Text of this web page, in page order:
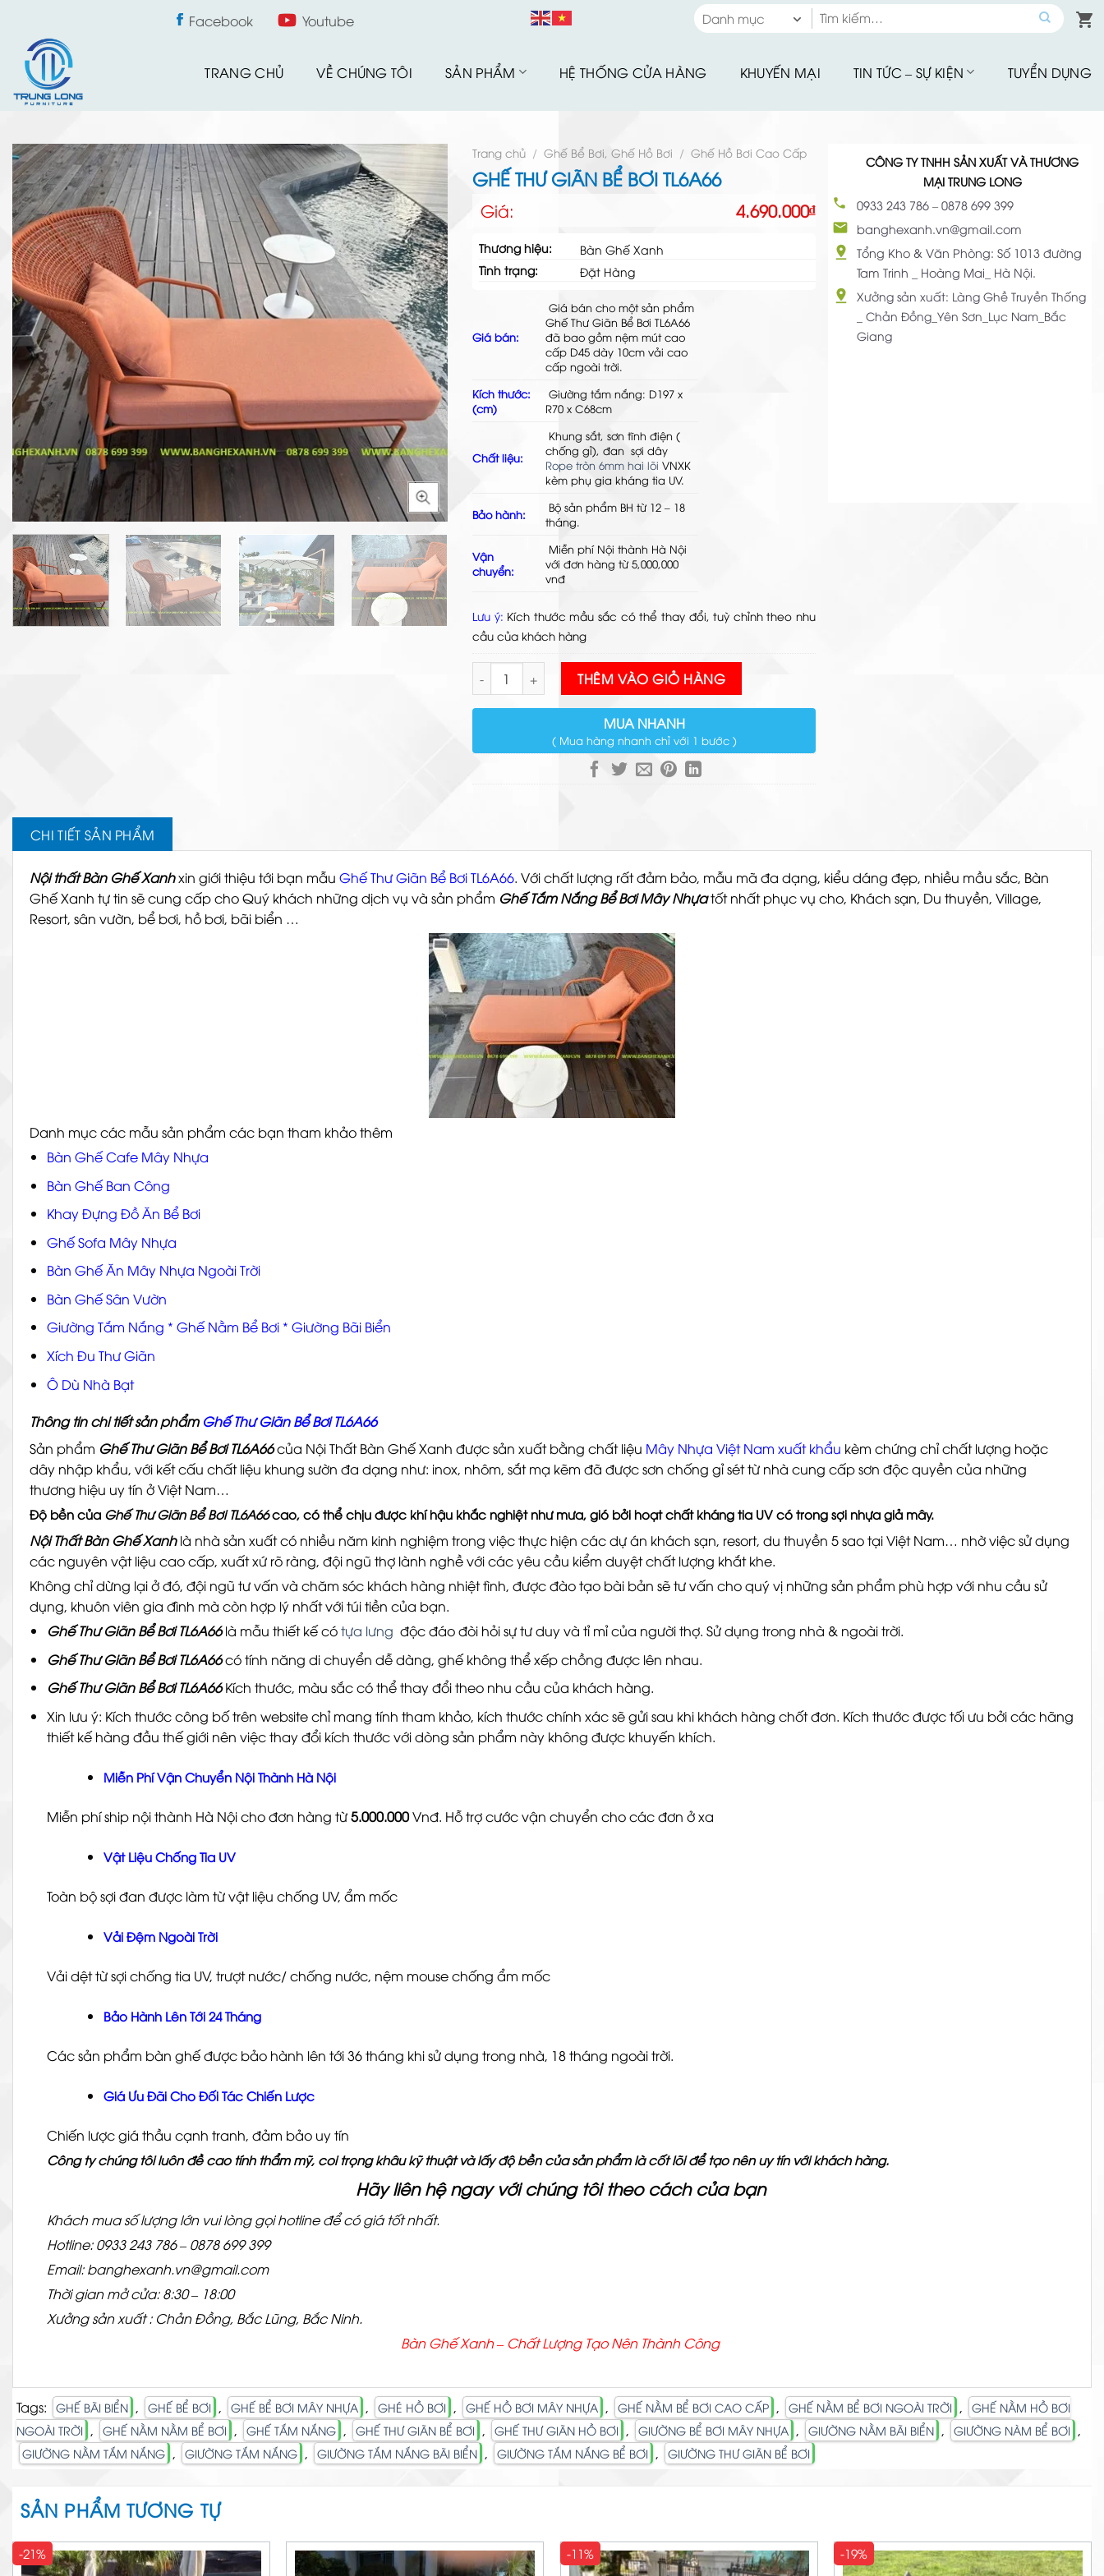
content
Facebook Youtube Danh mục
Bàn Ghế Quầy Bar
Bàn Ghế Sân Vườn
Bàn Ghế Ăn Ngoài Trời
Bàn Ghế Ban Công
Tìm
kiếm:
TRANG CHỦ VỀ CHÚNG TÔI SẢN PHẨM HỆ THỐNG CỬA HÀNG KHUYẾN MẠI TIN TỨC – SỰ KIỆN TUYỂN DỤNG
Trang chủ / Ghế Bể Bơi, Ghế Hồ Bơi / Ghế Hồ Bơi Cao Cấp
GHẾ THƯ GIÃN BỂ BƠI TL6A66
Giá: 4.690.000₫
Thương hiệu:
Bàn Ghế Xanh
Tình trạng:
Đặt Hàng
Giá bán:
Giá bán cho một sản phẩm
Ghế Thư Giãn Bể Bơi TL6A66
đã bao gồm nệm mút cao
cấp D45 dày 10cm vải cao
cấp ngoài trời.
Kích thước:
(cm)
Giường tắm nắng: D197 x
R70 x C68cm
Chất liệu:
Khung sắt, sơn tĩnh điện (
chống gỉ), đan sợi dây
Rope tròn 6mm hai lõi VNXK
kèm phụ gia kháng tia UV.
Bảo hành:
Bộ sản phẩm BH từ 12 – 18
tháng.
Vận
chuyển:
Miễn phí Nội thành Hà Nội
với đơn hàng từ 5,000,000
vnđ
Lưu ý: Kích thước mầu sắc có thể thay đổi, tuỳ chỉnh theo nhu
cầu của khách hàng
Ghế Thư Giãn Bể Bơi TL6A66 số lượng
THÊM VÀO GIỎ HÀNG
MUA NHANH
( Mua hàng nhanh chỉ với 1 bước )
CÔNG TY TNHH SẢN XUẤT VÀ THƯƠNG
MẠI TRUNG LONG
0933 243 786 – 0878 699 399
banghexanh.vn@gmail.com
Tổng Kho & Văn Phòng: Số 1013 đường
Tam Trinh _ Hoàng Mai_ Hà Nội.
Xưởng sản xuất: Làng Ghề Truyền Thống
_ Chản Đồng_Yên Sơn_Lục Nam_Bắc
Giang
CHI TIẾT SẢN PHẨM
Nội thất Bàn Ghế Xanhxin giới thiệu tới bạn mẫu Ghế Thư Giãn Bể Bơi TL6A66. Với chất lượng rất đảm bảo, mẫu mã đa dạng, kiểu dáng đẹp, nhiều mầu sắc, Bàn
Ghế Xanh tự tin sẽ cung cấp cho Quý khách những dịch vụ và sản phẩm Ghế Tắm Nắng Bể Bơi Mây Nhựatốt nhất phục vụ cho, Khách sạn, Du thuyền, Village,
Resort, sân vườn, bể bơi, hồ bơi, bãi biển …
Danh mục các mẫu sản phẩm các bạn tham khảo thêm
Bàn Ghế Cafe Mây Nhựa
Bàn Ghế Ban Công
Khay Đựng Đồ Ăn Bể Bơi
Ghế Sofa Mây Nhựa
Bàn Ghế Ăn Mây Nhựa Ngoài Trời
Bàn Ghế Sân Vườn
Giường Tắm Nắng * Ghế Nằm Bể Bơi * Giường Bãi Biển
Xích Đu Thư Giãn
Ô Dù Nhà Bạt
Thông tin chi tiết sản phẩm Ghế Thư Giãn Bể Bơi TL6A66
Sản phẩm Ghế Thư Giãn Bể Bơi TL6A66của Nội Thất Bàn Ghế Xanh được sản xuất bằng chất liệu Mây Nhựa Việt Nam xuất khẩu kèm chứng chỉ chất lượng hoặc
dây nhập khẩu, với kết cấu chất liệu khung sườn đa dạng như: inox, nhôm, sắt mạ kẽm đã được sơn chống gỉ sét từ nhà cung cấp sơn độc quyền của những
thương hiệu uy tín ở Việt Nam…
Độ bền của Ghế Thư Giãn Bể Bơi TL6A66cao, có thể chịu được khí hậu khắc nghiệt như mưa, gió bởi hoạt chất kháng tia UV có trong sợi nhựa giả mây.
Nội Thất Bàn Ghế Xanhlà nhà sản xuất có nhiều năm kinh nghiệm trong việc thực hiện các dự án khách sạn, resort, du thuyền 5 sao tại Việt Nam… nhờ việc sử dụng
các nguyên vật liệu cao cấp, xuất xứ rõ ràng, đội ngũ thợ lành nghề với các yêu cầu kiểm duyệt chất lượng khắt khe.
Không chỉ dừng lại ở đó, đội ngũ tư vấn và chăm sóc khách hàng nhiệt tình, được đào tạo bài bản sẽ tư vấn cho quý vị những sản phẩm phù hợp với nhu cầu sử
dụng, khuôn viên gia đình mà còn hợp lý nhất với túi tiền của bạn.
Ghế Thư Giãn Bể Bơi TL6A66là mẫu thiết kế cótựa lưng độc đáo đòi hỏi sự tư duy và tỉ mỉ của người thợ. Sử dụng trong nhà & ngoài trời.
Ghế Thư Giãn Bể Bơi TL6A66có tính năng di chuyển dễ dàng, ghế không thể xếp chồng được lên nhau.
Ghế Thư Giãn Bể Bơi TL6A66Kích thước, màu sắc có thể thay đổi theo nhu cầu của khách hàng.
Xin lưu ý: Kích thước công bố trên website chỉ mang tính tham khảo, kích thước chính xác sẽ gửi sau khi khách hàng chốt đơn. Kích thước được tối ưu bởi các hãng
thiết kế hàng đầu thế giới nên việc thay đổi kích thước với dòng sản phẩm này không được khuyến khích.
Miễn Phí Vận Chuyển Nội Thành Hà Nội
Miễn phí ship nội thành Hà Nội cho đơn hàng từ5.000.000Vnđ. Hỗ trợ cước vận chuyển cho các đơn ở xa
Vật Liệu Chống Tia UV
Toàn bộ sợi đan được làm từ vật liệu chống UV, ẩm mốc
Vải Đệm Ngoài Trời
Vải dệt từ sợi chống tia UV, trượt nước/ chống nước, nệm mouse chống ẩm mốc
Bảo Hành Lên Tới 24 Tháng
Các sản phẩm bàn ghế được bảo hành lên tới 36 tháng khi sử dụng trong nhà, 18 tháng ngoài trời.
Giá Ưu Đãi Cho Đối Tác Chiến Lược
Chiến lược giá thầu cạnh tranh, đảm bảo uy tín
Công ty chúng tôi luôn đề cao tính thẩm mỹ, coi trọng khâu kỹ thuật và lấy độ bền của sản phẩm là cốt lõi để tạo nên uy tín với khách hàng.
Hãy liên hệ ngay với chúng tôi theo cách của bạn
Khách mua số lượng lớn vui lòng gọi hotline để có giá tốt nhất.
Hotline: 0933 243 786 – 0878 699 399
Email: banghexanh.vn@gmail.com
Thời gian mở cửa: 8:30 – 18:00
Xưởng sản xuất : Chản Đồng, Bắc Lũng, Bắc Ninh.
Bàn Ghế Xanh – ChấtLượng Tạo Nên Thành Công
Tags: GHẾ BÃI BIỂN , GHẾ BỂ BƠI , GHẾ BỂ BƠI MÂY NHỰA , GHÉ HỒ BƠI , GHẾ HỒ BƠI MÂY NHỰA , GHẾ NẰM BỂ BƠI CAO CẤP , GHẾ NẰM BỂ BƠI NGOÀI TRỜI ,
GHẾ NẰM HỒ BƠI
NGOÀI TRỜI , GHẾ NẰM NẰM BỂ BƠI , GHẾ TẮM NẮNG , GHẾ THƯ GIÃN BỂ BƠI , GHẾ THƯ GIÃN HỒ BƠI , GIƯỜNG BỂ BƠI MÂY NHỰA , GIƯỜNG NẰM BÃI BIỂN , GIƯỜNG NÀM BỂ BƠI ,
GIƯỜNG NẰM TẮM NẮNG , GIƯỜNG TẮM NẮNG , GIƯỜNG TẮM NẮNG BÃI BIỂN , GIƯỜNG TẮM NẮNG BỂ BƠI , GIƯỜNG THƯ GIÃN BỂ BƠI
SẢN PHẨM TƯƠNG TỰ
-21% -11% -19%